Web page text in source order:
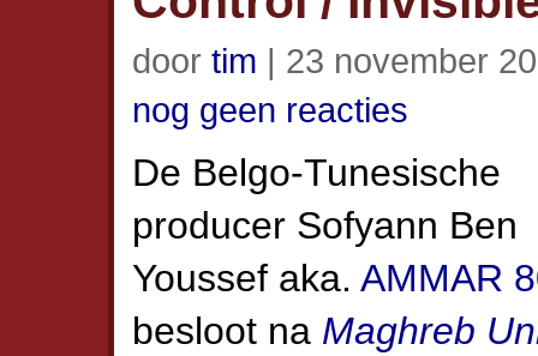
door tim | 23 november
nog geen reacties
De Belgo-Tunesische
producer Sofyann Ben
Youssef aka. AMMAR
besloot na Maghreb